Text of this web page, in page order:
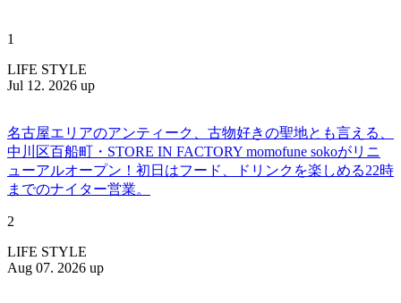
1
LIFE STYLE
Jul 12. 2026 up
名古屋エリアのアンティーク、古物好きの聖地とも言える、
中川区百船町・STORE IN FACTORY momofune sokoがリニ
ューアルオープン！初日はフード、ドリンクを楽しめる22時
までのナイター営業。
2
LIFE STYLE
Aug 07. 2026 up